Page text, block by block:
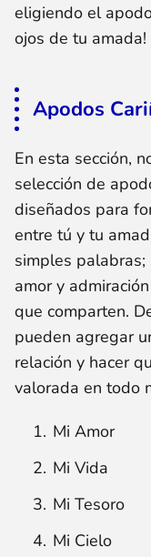
eligiendo el
ojos de tu amada!
Apodos
En esta sección,
selección de
diseñados para
entre tú y tu
simples palabras;
amor y
que comparten.
pueden agregar
relación y hacer
valorada en todo
Mi Amor
Mi Vida
Mi Tesoro
Mi Cielo